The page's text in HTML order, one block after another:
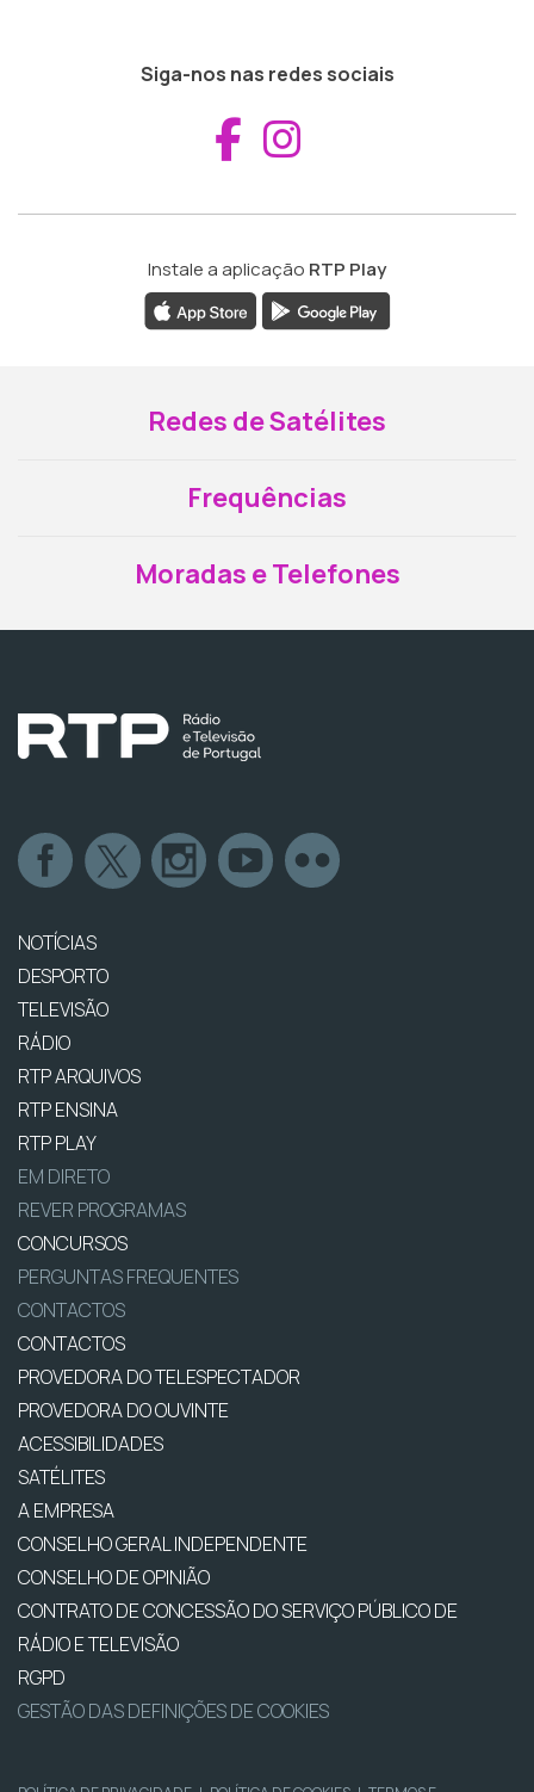
Siga-nos nas redes sociais
Aceder ao
Instale a aplicação RTP Play
Redes de Satélites
Frequências
Moradas e Telefones
NOTÍCIAS
DESPORTO
TELEVISÃO
RÁDIO
RTP ARQUIVOS
RTP ENSINA
RTP PLAY
EM DIRETO
REVER PROGRAMAS
CONCURSOS
PERGUNTAS FREQUENTES
CONTACTOS
CONTACTOS
PROVEDORA DO TELESPECTADOR
PROVEDORA DO OUVINTE
ACESSIBILIDADES
SATÉLITES
A EMPRESA
CONSELHO GERAL INDEPENDENTE
CONSELHO DE OPINIÃO
CONTRATO DE CONCESSÃO DO SERVIÇO PÚBLICO DE
RÁDIO E TELEVISÃO
RGPD
GESTÃO DAS DEFINIÇÕES DE COOKIES